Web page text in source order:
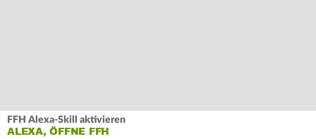
FFH Alexa-Skill aktivieren
ALEXA, ÖFFNE FFH